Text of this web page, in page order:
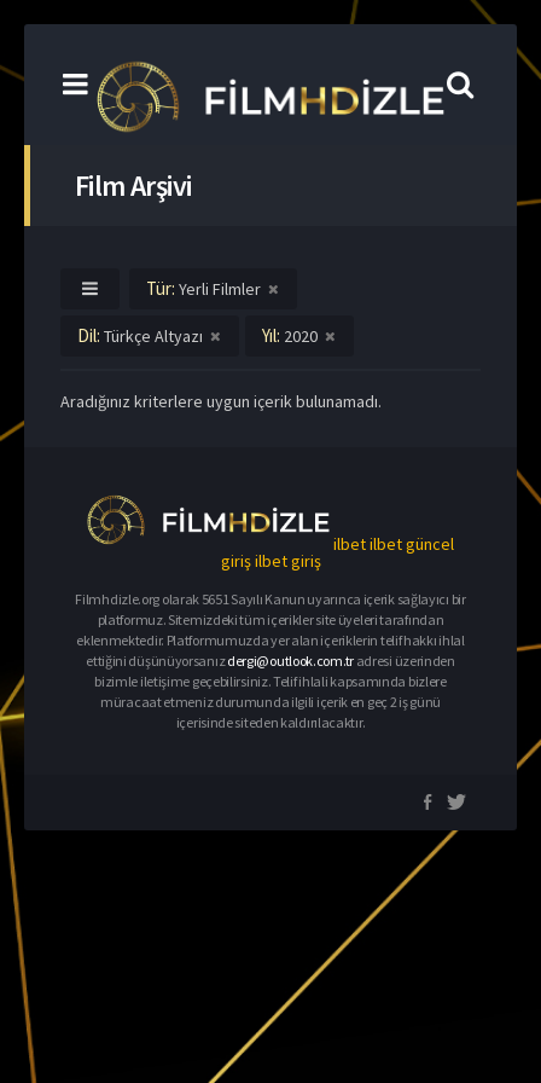
Film Arşivi
Tür: Yerli Filmler
Dil: Türkçe Altyazı Yıl: 2020
Aradığınız kriterlere uygun içerik bulunamadı.
ilbetilbet güncel
girişilbet giriş
Filmhdizle.org olarak 5651 Sayılı Kanun uyarınca içerik sağlayıcı bir
platformuz. Sitemizdeki tüm içerikler site üyeleri tarafından
eklenmektedir. Platformumuzda yer alan içeriklerin telif hakkı ihlal
ettiğini düşünüyorsanızdergi@outlook.com.tr adresi üzerinden
bizimle iletişime geçebilirsiniz. Telif ihlali kapsamında bizlere
müracaat etmeniz durumunda ilgili içerik en geç 2 iş günü
içerisinde siteden kaldırılacaktır.